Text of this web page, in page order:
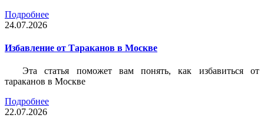
Подробнее
24.07.2026
Избавление от Тараканов в Москве
Эта статья поможет вам понять, как избавиться от
тараканов в Москве
Подробнее
22.07.2026